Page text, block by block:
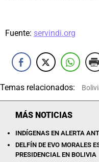
Fuente: servindi.org
Temas relacionados:
MÁS NOTICIAS
INDÍGENAS EN ALERTA
DELFÍN DE EVO MORALES
PRESIDENCIAL EN BOLIVIA